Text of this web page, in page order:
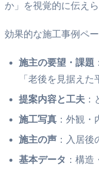
か」を視覚的に伝えら
効果的な施工事例ペー
施主の要望・課題
「老後を見据えた
提案内容と工夫
施工写真 ：外観・
施主の声 ：入居後
基本データ ：構